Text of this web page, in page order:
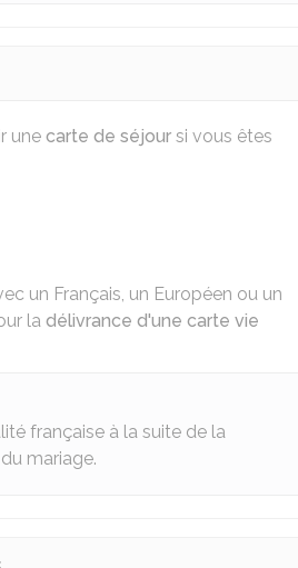
une carte de séjour si vous êtes
un Français, un Européen ou un
la délivrance d'une carte vie
française à la suite de la
mariage.